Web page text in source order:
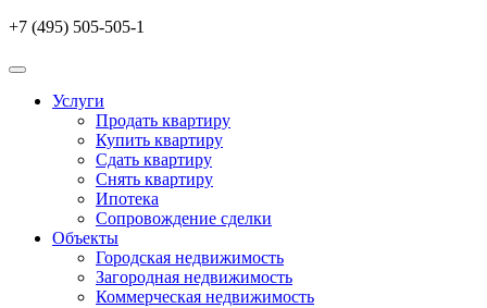
+7 (495) 505-505-1
Услуги
Продать квартиру
Купить квартиру
Сдать квартиру
Снять квартиру
Ипотека
Сопровождение сделки
Объекты
Городская недвижимость
Загородная недвижимость
Коммерческая недвижимость